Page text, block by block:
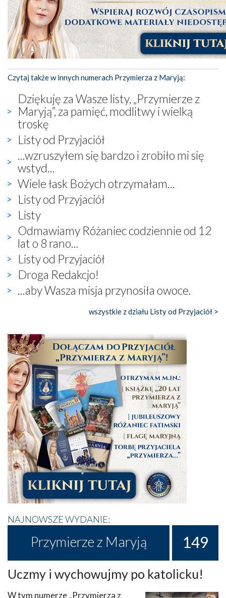
Czytaj także w innych numerach Przymierza z Maryją:
Dziękuję za Wasze listy, „Przymierze z
Maryją”, za pamięć, modlitwy i wielką
troskę
Listy od Przyjaciół
...wzruszyłem się bardzo i zrobiło mi się
wstyd...
Wiele łask Bożych otrzymałam...
Listy od Przyjaciół
Listy
Odmawiamy Różaniec codziennie od 12
lat o 8 rano...
Listy od Przyjaciół
Droga Redakcjo!
...aby Wasza misja przynosiła owoce.
wszystkie z działu Listy od Przyjaciół >
NAJNOWSZE WYDANIE:
Przymierze z Maryją 149
Uczmy i wychowujmy po katolicku!
W tym numerze „Przymierza z